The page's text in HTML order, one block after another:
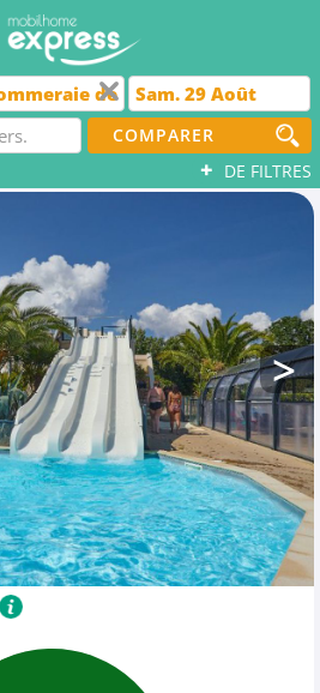
COMPARER
+ DE FILTRES